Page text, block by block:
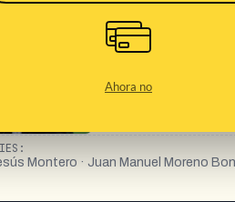
Ahora no
MIERDA ERES NO TE
Montero · Juan Manuel Moreno